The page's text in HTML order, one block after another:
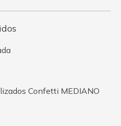
Confetti MEDIANO